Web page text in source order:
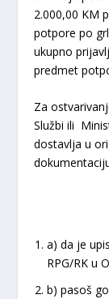
2.000,00 KM
potpore po
ukupno
predmet
Za
Službi ili
dostavlja u
a) da je
RPG/RK u
b) pasoš